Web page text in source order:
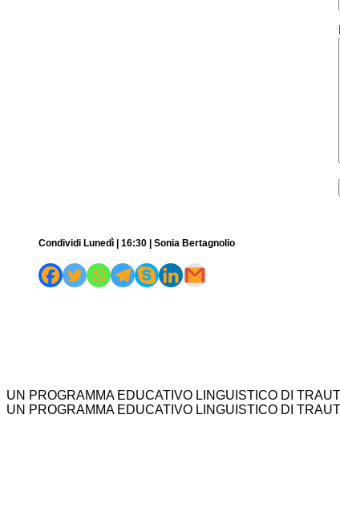
Condividi Lunedì | 16:30 | Sonia Bertagnolio
UN PROGRAMMA EDUCATIVO LINGUISTICO DI
UN PROGRAMMA EDUCATIVO LINGUISTICO DI